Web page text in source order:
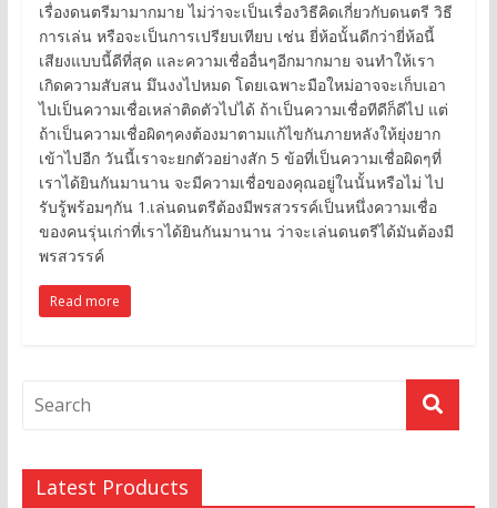
เรื่องดนตรีมามากมาย ไม่ว่าจะเป็นเรื่องวิธีคิดเกี่ยวกับดนตรี วิธี
การเล่น หรือจะเป็นการเปรียบเทียบ เช่น ยี่ห้อนั้นดีกว่ายี่ห้อนี้
เสียงแบบนี้ดีที่สุด และความเชื่ออื่นๆอีกมากมาย จนทำให้เรา
เกิดความสับสน มึนงงไปหมด โดยเฉพาะมือใหม่อาจจะเก็บเอา
ไปเป็นความเชื่อเหล่าติดตัวไปได้ ถ้าเป็นความเชื่อทีดีก็ดีไป แต่
ถ้าเป็นความเชื่อผิดๆคงต้องมาตามแก้ไขกันภายหลังให้ยุ่งยาก
เข้าไปอีก วันนี้เราจะยกตัวอย่างสัก 5 ข้อที่เป็นความเชื่อผิดๆที่
เราได้ยินกันมานาน จะมีความเชื่อของคุณอยู่ในนั้นหรือไม่ ไป
รับรู้พร้อมๆกัน 1.เล่นดนตรีต้องมีพรสวรรค์เป็นหนึ่งความเชื่อ
ของคนรุ่นเก่าที่เราได้ยินกันมานาน ว่าจะเล่นดนตรีได้มันต้องมี
พรสวรรค์
Read more
Latest Products